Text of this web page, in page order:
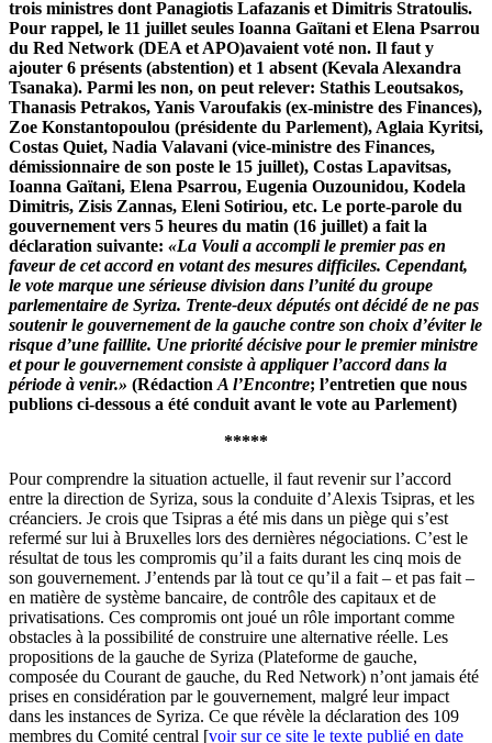
trois ministres dont Panagiotis Lafazanis et Dimitris Stratoulis.
Pour rappel, le 11 juillet seules Ioanna Gaïtani et Elena Psarrou
du Red Network (DEA et APO)avaient voté non. Il faut y
ajouter 6 présents (abstention) et 1 absent (Kevala Alexandra
Tsanaka). Parmi les non, on peut relever: Stathis Leoutsakos,
Thanasis Petrakos, Yanis Varoufakis (ex-ministre des Finances),
Zoe Konstantopoulou (présidente du Parlement), Aglaia Kyritsi,
Costas Quiet, Nadia Valavani (vice-ministre des Finances,
démissionnaire de son poste le 15 juillet), Costas Lapavitsas,
Ioanna Gaïtani, Elena Psarrou, Eugenia Ouzounidou, Kodela
Dimitris, Zisis Zannas, Eleni Sotiriou, etc. Le porte-parole du
gouvernement vers 5 heures du matin (16 juillet) a fait la
déclaration suivante: «La Vouli a accompli le premier pas en
faveur de cet accord en votant des mesures difficiles. Cependant,
le vote marque une sérieuse division dans l’unité du groupe
parlementaire de Syriza. Trente-deux députés ont décidé de ne pas
soutenir le gouvernement de la gauche contre son choix d’éviter le
risque d’une faillite. Une priorité décisive pour le premier ministre
et pour le gouvernement consiste à appliquer l’accord dans la
période à venir.» (Rédaction A l’Encontre; l’entretien que nous
publions ci-dessous a été conduit avant le vote au Parlement)
*****
Pour comprendre la situation actuelle, il faut revenir sur l’accord
entre la direction de Syriza, sous la conduite d’Alexis Tsipras, et les
créanciers. Je crois que Tsipras a été mis dans un piège qui s’est
refermé sur lui à Bruxelles lors des dernières négociations. C’est le
résultat de tous les compromis qu’il a faits durant les cinq mois de
son gouvernement. J’entends par là tout ce qu’il a fait – et pas fait –
en matière de système bancaire, de contrôle des capitaux et de
privatisations. Ces compromis ont joué un rôle important comme
obstacles à la possibilité de construire une alternative réelle. Les
propositions de la gauche de Syriza (Plateforme de gauche,
composée du Courant de gauche, du Red Network) n’ont jamais été
prises en considération par le gouvernement, malgré leur impact
dans les instances de Syriza. Ce que révèle la déclaration des 109
membres du Comité central [voir sur ce site le texte publié en date